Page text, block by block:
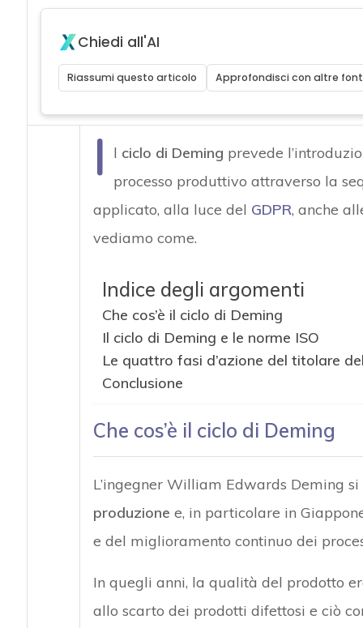
Chiedi all'AI
Riassumi questo articolo Approfondisci con altre
I l ciclo di Deming prevede
processo produttivo attraverso la
applicato, alla luce del GDPR, anche
vediamo come.
Indice degli argomenti
Che cos’è il ciclo di Deming
Il ciclo di Deming e le norme ISO
Le quattro fasi d’azione del titolare
Conclusione
Che cos’è il ciclo di Deming
L’ingegner William Edwards Deming
produzione e, in particolare in
e del miglioramento continuo dei
In quegli anni, la qualità del prodotto
allo scarto dei prodotti difettosi e ciò